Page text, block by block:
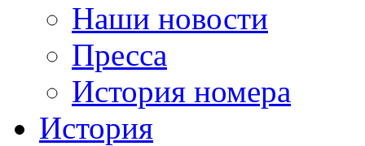
Наши новости
Пресса
История номера
История